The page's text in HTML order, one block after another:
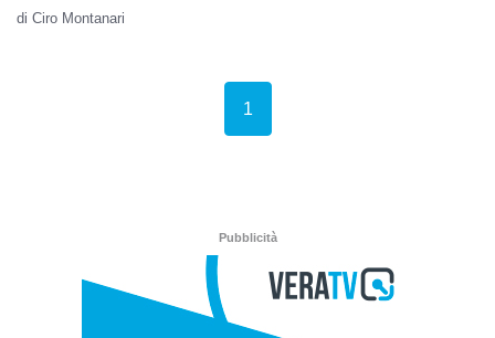
di Ciro Montanari
1
Pubblicità